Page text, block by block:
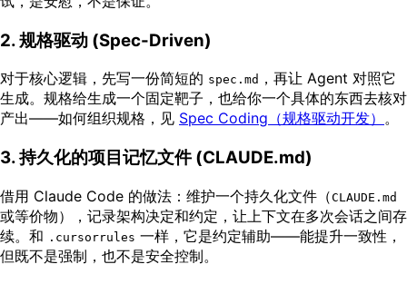
2. 规格驱动 (Spec-Driven)
对于核心逻辑，先写一份简短的 spec.md ，再让 Agent 对照它
生成。规格给生成一个固定靶子，也给你一个具体的东西去核对
产出——如何组织规格，见 Spec Coding（规格驱动开发） 。
3. 持久化的项目记忆文件 (CLAUDE.md)
借用 Claude Code 的做法：维护一个持久化文件（CLAUDE.md
或等价物），记录架构决定和约定，让上下文在多次会话之间存
续。和 .cursorrules 一样，它是约定辅助——能提升一致性，
但既不是强制，也不是安全控制。